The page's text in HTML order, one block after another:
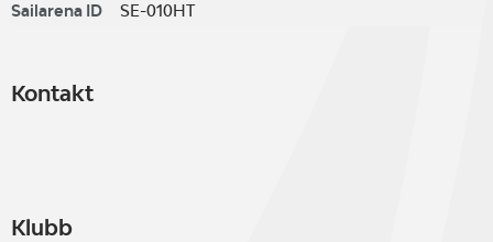
Sailarena ID
SE-010HT
Kontakt
Klubb